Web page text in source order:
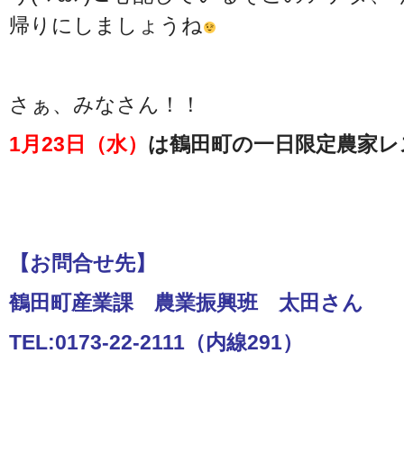
帰りにしましょうね
さぁ、みなさん！！
1月23日（水） は鶴田町の一日限定農家
【お問合せ先】
鶴田町産業課 農業振興班 太田さん
TEL:0173-22-2111（内線291）